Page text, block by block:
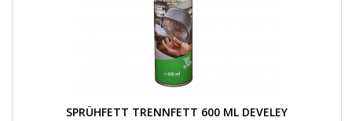
SPRÜHFETT TRENNFETT 600 ML DEVELEY